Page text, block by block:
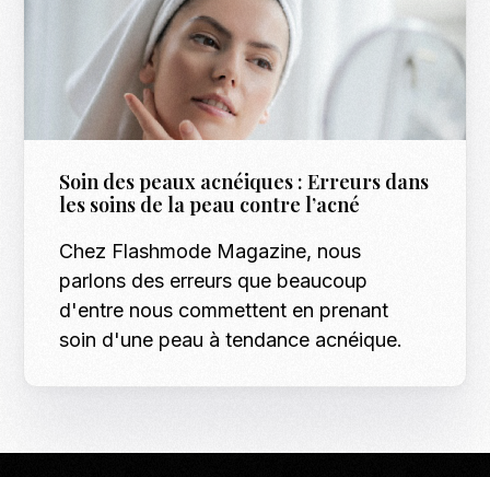
Soin des peaux acnéiques : Erreurs dans
les soins de la peau contre l’acné
Chez Flashmode Magazine, nous
parlons des erreurs que beaucoup
d'entre nous commettent en prenant
soin d'une peau à tendance acnéique.